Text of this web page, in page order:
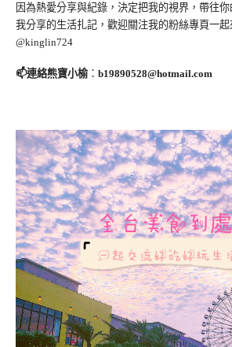
因為熱愛分享與紀錄，決定把我的視界，帶往
我分享的生活扎記，歡迎關注我的粉絲專頁一起
@kinglin724
📫連絡熊寶小榆： b19890528@hotmail.com